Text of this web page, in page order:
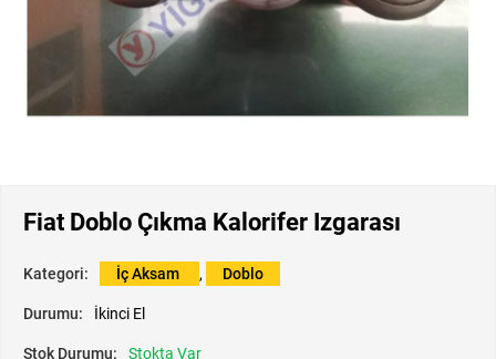
Fiat Doblo Çıkma Kalorifer Izgarası
Kategori: İç Aksam , Doblo
Durumu: İkinci El
Stok Durumu: Stokta Var